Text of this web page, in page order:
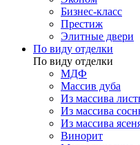
Бизнес-класс
Престиж
Элитные двери
По виду отделки
По виду отделки
МДФ
Массив дуба
Из массива
Из массива
Из массива
Винорит